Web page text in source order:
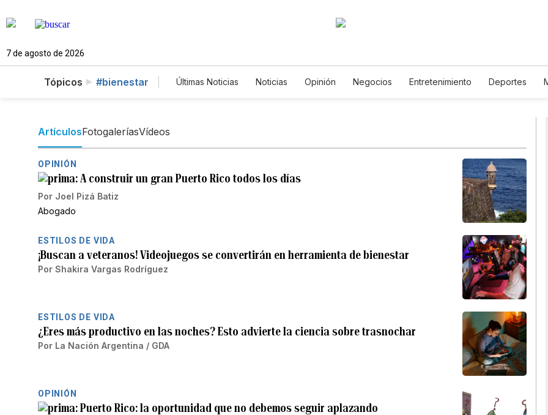
7 de agosto de 2026
Tópicos #bienestar Últimas Noticias Noticias Opinión Negocios Entretenimiento Deportes
ArtículosFotogaleríasVídeos
OPINIÓN
A construir un gran Puerto Rico todos los días
Por Joel Pizá Batiz
Abogado
ESTILOS DE VIDA
¡Buscan a veteranos! Videojuegos se convertirán en herramienta de bienestar
Por Shakira Vargas Rodríguez
ESTILOS DE VIDA
¿Eres más productivo en las noches? Esto advierte la ciencia sobre trasnochar
Por La Nación Argentina / GDA
OPINIÓN
Puerto Rico: la oportunidad que no debemos seguir aplazando